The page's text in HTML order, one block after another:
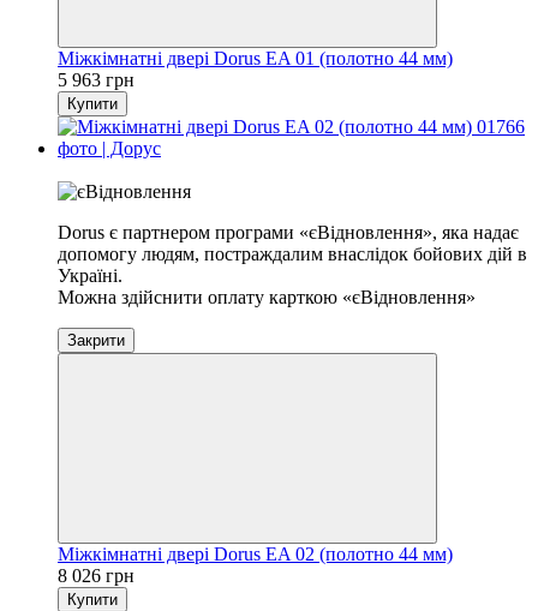
Міжкімнатні двері Dorus EA 01 (полотно 44 мм)
5 963 грн
Купити
Dorus є партнером програми «єВідновлення», яка надає
допомогу людям, постраждалим внаслідок бойових дій в
Україні.
Можна здійснити оплату карткою «єВідновлення»
Закрити
Міжкімнатні двері Dorus EA 02 (полотно 44 мм)
8 026 грн
Купити